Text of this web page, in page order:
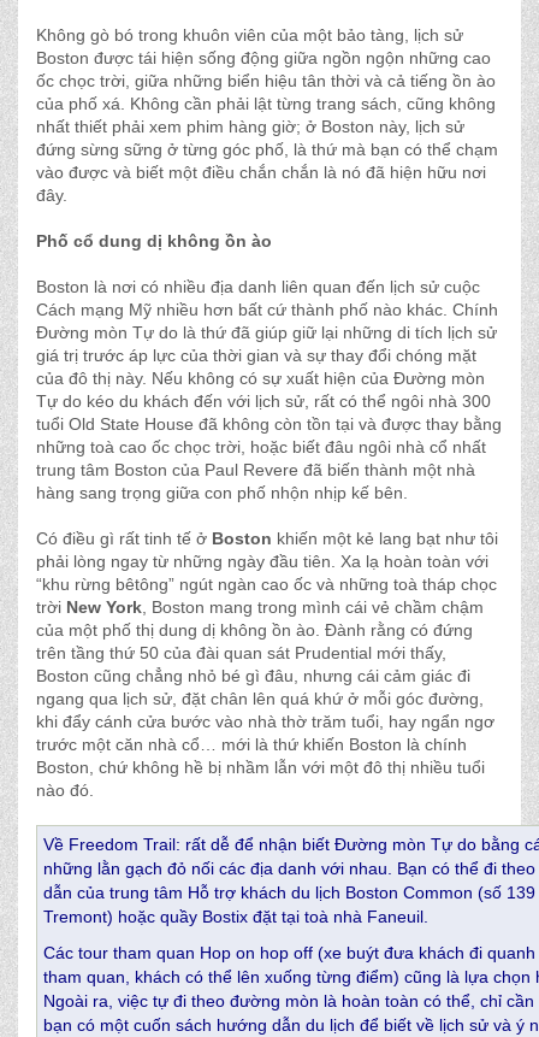
Không gò bó trong khuôn viên của một bảo tàng, lịch sử
Boston được tái hiện sống động giữa ngồn ngộn những cao
ốc chọc trời, giữa những biển hiệu tân thời và cả tiếng ồn ào
của phố xá. Không cần phải lật từng trang sách, cũng không
nhất thiết phải xem phim hàng giờ; ở Boston này, lịch sử
đứng sừng sững ở từng góc phố, là thứ mà bạn có thể chạm
vào được và biết một điều chắn chắn là nó đã hiện hữu nơi
đây.
Phố cổ dung dị không ồn ào
Boston là nơi có nhiều địa danh liên quan đến lịch sử cuộc
Cách mạng Mỹ nhiều hơn bất cứ thành phố nào khác. Chính
Đường mòn Tự do là thứ đã giúp giữ lại những di tích lịch sử
giá trị trước áp lực của thời gian và sự thay đổi chóng mặt
của đô thị này. Nếu không có sự xuất hiện của Đường mòn
Tự do kéo du khách đến với lịch sử, rất có thể ngôi nhà 300
tuổi Old State House đã không còn tồn tại và được thay bằng
những toà cao ốc chọc trời, hoặc biết đâu ngôi nhà cổ nhất
trung tâm Boston của Paul Revere đã biến thành một nhà
hàng sang trọng giữa con phố nhộn nhịp kế bên.
Có điều gì rất tinh tế ở Boston khiến một kẻ lang bạt như tôi
phải lòng ngay từ những ngày đầu tiên. Xa lạ hoàn toàn với
“khu rừng bêtông” ngút ngàn cao ốc và những toà tháp chọc
trời New York , Boston mang trong mình cái vẻ chầm chậm
của một phố thị dung dị không ồn ào. Đành rằng có đứng
trên tầng thứ 50 của đài quan sát Prudential mới thấy,
Boston cũng chẳng nhỏ bé gì đâu, nhưng cái cảm giác đi
ngang qua lịch sử, đặt chân lên quá khứ ở mỗi góc đường,
khi đẩy cánh cửa bước vào nhà thờ trăm tuổi, hay ngẩn ngơ
trước một căn nhà cổ… mới là thứ khiến Boston là chính
Boston, chứ không hề bị nhầm lẫn với một đô thị nhiều tuổi
nào đó.
Về Freedom Trail: rất dễ để nhận biết Đường mòn Tự do bằng
những lằn gạch đỏ nối các địa danh với nhau. Bạn có thể đi
dẫn của trung tâm Hỗ trợ khách du lịch Boston Common (số
Tremont) hoặc quầy Bostix đặt tại toà nhà Faneuil.
Các tour tham quan Hop on hop off (xe buýt đưa khách đi
tham quan, khách có thể lên xuống từng điểm) cũng là lựa chọn
Ngoài ra, việc tự đi theo đường mòn là hoàn toàn có thể, chỉ cần
bạn có một cuốn sách hướng dẫn du lịch để biết về lịch sử và ý